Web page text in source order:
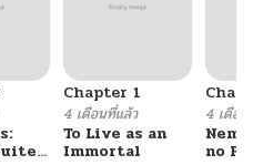
Chapter 1
4 เดือนที่แล้ว
To Live as an
Immortal
4 เดือน
no